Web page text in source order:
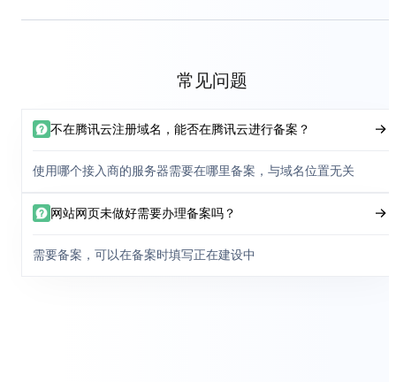
常见问题
不在腾讯云注册域名，能否在腾讯云进行备案？
使用哪个接入商的服务器需要在哪里备案，与域名位置无关
网站网页未做好需要办理备案吗？
需要备案，可以在备案时填写正在建设中